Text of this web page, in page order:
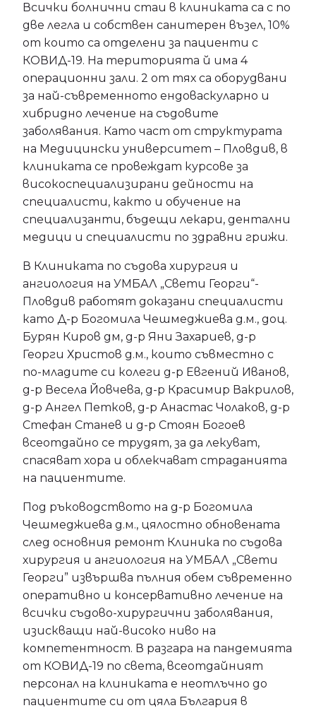
Всички болнични стаи в клиниката са с по
две легла и собствен санитерен възел, 10%
от които са отделени за пациенти с
КОВИД-19. На територията й има 4
операционни зали. 2 от тях са оборудвани
за най-съвременното ендоваскуларно и
хибридно лечение на съдовите
заболявания. Като част от структурата
на Медицински университет – Пловдив, в
клиниката се провеждат курсове за
високоспециализирани дейности на
специалисти, както и обучение на
специализанти, бъдещи лекари, дентални
медици и специалисти по здравни грижи.
В Клиниката по съдова хирургия и
ангиология на УМБАЛ „Свети Георги“-
Пловдив работят доказани специалисти
като Д-р Богомила Чешмеджиева д.м., доц.
Бурян Киров дм, д-р Яни Захариев, д-р
Георги Христов д.м., които съвместно с
по-младите си колеги д-р Евгений Иванов,
д-р Весела Йовчева, д-р Красимир Вакрилов,
д-р Ангел Петков, д-р Анастас Чолаков, д-р
Стефан Станев и д-р Стоян Богоев
всеотдайно се трудят, за да лекуват,
спасяват хора и облекчават страданията
на пациентите.
Под ръководството на д-р Богомила
Чешмеджиева д.м., цялостно обновената
след основния ремонт Клиника по съдова
хирургия и ангиология на УМБАЛ „Свети
Георги” извършва пълния обем съвременно
оперативно и консервативно лечение на
всички съдово-хирургични заболявания,
изискващи най-високо ниво на
компетентност. В разгара на пандемията
от КОВИД-19 по света, всеотдайният
персонал на клиниката е неотлъчно до
пациентите си от цяла България в